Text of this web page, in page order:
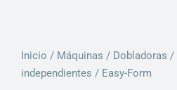
Inicio / Máquinas / Dobladoras /
independientes / Easy-Form